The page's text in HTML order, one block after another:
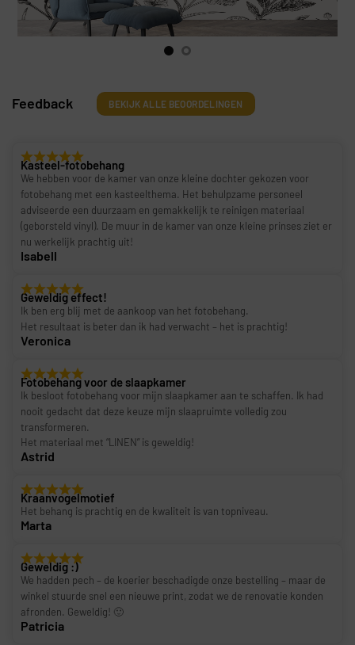
Feedback BEKIJK ALLE BEOORDELINGEN
Kasteel-fotobehang
We hebben voor de kamer van onze kleine dochter gekozen voor
fotobehang met een kasteelthema. Het behulpzame personeel
adviseerde een duurzaam en gemakkelijk te reinigen materiaal
(geborsteld vinyl). De muur in de kamer van onze kleine prinses ziet er
nu werkelijk prachtig uit!
Isabell
Geweldig effect!
Ik ben erg blij met de aankoop van het fotobehang.
Het resultaat is beter dan ik had verwacht – het is prachtig!
Veronica
Fotobehang voor de slaapkamer
Ik besloot fotobehang voor mijn slaapkamer aan te schaffen. Ik had
nooit gedacht dat deze keuze mijn slaapruimte volledig zou
transformeren.
Het materiaal met “LINEN” is geweldig!
Astrid
Kraanvogelmotief
Het behang is prachtig en de kwaliteit is van topniveau.
Marta
Geweldig :)
We hadden pech – de koerier beschadigde onze bestelling – maar de
winkel stuurde snel een nieuwe print, zodat we de renovatie konden
afronden. Geweldig! 🙂
Patricia